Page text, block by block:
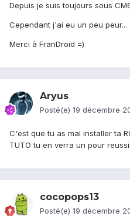
Depuis je suis toujours sous
Cependant j'ai eu un peu peur...
Merci à FranDroid =)
Aryus
Posté(e) 19 décembre
C'est que tu as mal installer ta
TUTO tu en verra un pour
cocopops13
Posté(e) 19 décembre